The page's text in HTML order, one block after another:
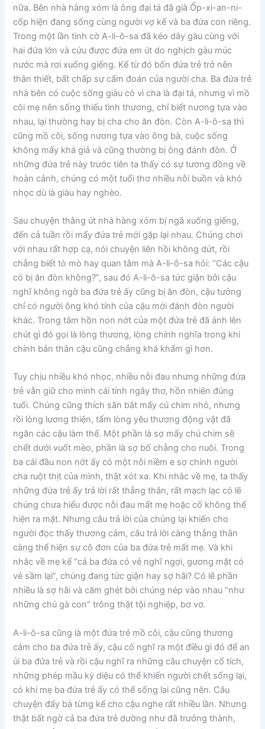
nữa. Bên nhà hàng xóm là ông đại tá đã già Ốp-xi-an-ni-
cốp hiện đang sống cùng người vợ kế và ba đứa con riêng.
Trong một lần tình cờ A-li-ô-sa đã kéo dây gàu cùng với
hai đứa lớn và cứu được đứa em út do nghịch gàu múc
nước mà rơi xuống giếng. Kể từ đó bốn đứa trẻ trở nên
thân thiết, bất chấp sự cấm đoán của người cha. Ba đứa trẻ
nhà bên có cuộc sống giàu có vì cha là đại tá, nhưng vì mồ
côi mẹ nên sống thiếu tình thương, chỉ biết nương tựa vào
nhau, lại thường hay bị cha cho ăn đòn. Còn A-li-ô-sa thì
cũng mồ côi, sống nương tựa vào ông bà, cuộc sống
không mấy khá giả và cũng thường bị ông đánh đòn. Ở
những đứa trẻ này trước tiên ta thấy có sự tương đồng về
hoàn cảnh, chúng có một tuổi thơ nhiều nỗi buồn và khó
nhọc dù là giàu hay nghèo.
Sau chuyện thằng út nhà hàng xóm bị ngã xuống giếng,
đến cả tuần rồi mấy đứa trẻ mới gặp lại nhau. Chúng chơi
với nhau rất hợp cạ, nói chuyện liên hồi không dứt, rồi
chẳng biết tò mò hay quan tâm mà A-li-ô-sa hỏi: “Các cậu
có bị ăn đòn không?”, sau đó A-li-ô-sa tức giận bởi cậu
nghĩ không ngờ ba đứa trẻ ấy cũng bị ăn đòn, cậu tưởng
chỉ có người ông khó tính của cậu mới đánh đòn người
khác. Trong tâm hồn non nớt của một đứa trẻ đã ánh lên
chút gì đó gọi là lòng thương, lòng chính nghĩa trong khi
chính bản thân cậu cũng chẳng khá khẩm gì hơn.
Tuy chịu nhiều khó nhọc, nhiều nỗi đau nhưng những đứa
trẻ vẫn giữ cho mình cái tính ngây thơ, hồn nhiên đúng
tuổi. Chúng cũng thích săn bắt mấy cú chim nhỏ, nhưng
rồi lòng lương thiện, tấm lòng yêu thương động vật đã
ngăn các cậu làm thế. Một phần là sợ mấy chú chim sẽ
chết dưới vuốt mèo, phần là sợ bố chẳng cho nuôi. Trong
ba cái đầu non nớt ấy có một nỗi niềm e sợ chính người
cha ruột thịt của mình, thật xót xa. Khi nhắc về mẹ, ta thấy
những đứa trẻ ấy trả lời rất thẳng thắn, rất mạch lạc có lẽ
chúng chưa hiểu được nỗi đau mất mẹ hoặc cố không thể
hiện ra mặt. Nhưng câu trả lời của chúng lại khiến cho
người đọc thấy thương cảm, câu trả lời càng thẳng thắn
càng thể hiện sự cô đơn của ba đứa trẻ mất mẹ. Và khi
nhắc về mẹ kế “cả ba đứa có vẻ nghĩ ngợi, gương mặt có
vẻ sầm lại”, chúng đang tức giận hay sợ hãi? Có lẽ phần
nhiều là sợ hãi và căm ghét bởi chúng nép vào nhau “như
những chú gà con” trông thật tội nghiệp, bơ vơ.
A-li-ô-sa cũng là một đứa trẻ mồ côi, cậu cũng thương
cảm cho ba đứa trẻ ấy, cậu cố nghĩ ra một điều gì đó để an
ủi ba đứa trẻ và rồi cậu nghĩ ra những câu chuyện cổ tích,
những phép mầu kỳ diệu có thể khiến người chết sống lại,
có khi mẹ ba đứa trẻ ấy có thể sống lại cũng nên. Câu
chuyện đấy bà từng kể cho cậu nghe rất nhiều lần. Nhưng
thật bất ngờ cả ba đứa trẻ dường như đã trưởng thành,